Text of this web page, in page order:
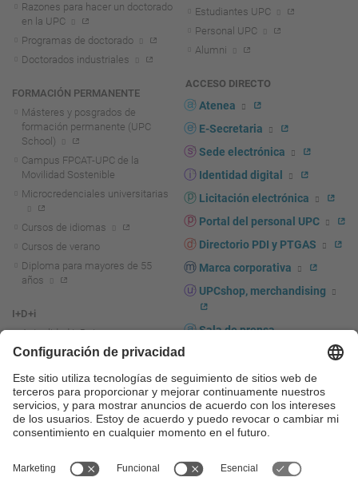
Razones para hacer un doctorado
en la UPC
Programas de doctorado
Doctorados industriales
FORMACIÓN PERMANENTE
Másteres y posgrados de
formación permanente (UPC
School)
Campus FPCAT-UPC de la
Movilidad Sostenible
Microcredenciales universitarias
Cursos de idiomas
Cursos de verano
Diploma para mayores de 55
años
I+D+i
Actualidad I+D+I
La investigación en la UPC
Fomento y apoyo a la
investigación
La transferencia, el
emprendimiento y la innovación
en la UPC
transferencia, el emprendimiento
Estudiantes UPC
Personal UPC
Alumni
ACCESO DIRECTO
Atenea
E-Secretaria
Sede electrónica
Identidad digital
Licitación electrónica
Portal del personal UPC
Directorio PDI y PTGAS
Marca corporativa
UPCshop, merchandising
Sala de prensa